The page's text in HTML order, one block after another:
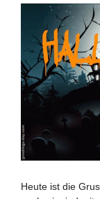
Heute ist die